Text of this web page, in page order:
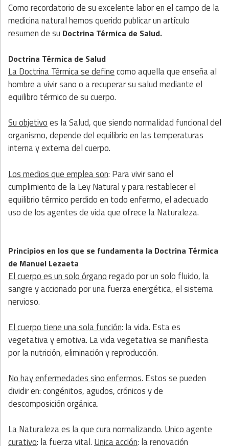
Como recordatorio de su excelente labor en el campo de la
medicina natural hemos querido publicar un artículo
resumen de su Doctrina Térmica de Salud.
Doctrina Térmica de Salud
La Doctrina Térmica se definecomo aquella que enseña al
hombre a vivir sano o a recuperar su salud mediante el
equilibro térmico de su cuerpo.
Su objetivoes la Salud, que siendo normalidad funcional del
organismo, depende del equilibrio en las temperaturas
interna y externa del cuerpo.
Los medios que emplea son: Para vivir sano el
cumplimiento de la Ley Natural y para restablecer el
equilibrio térmico perdido en todo enfermo, el adecuado
uso de los agentes de vida que ofrece la Naturaleza.
Principios en los que se fundamenta la Doctrina Térmica
de Manuel Lezaeta
El cuerpo es un solo órganoregado por un solo fluido, la
sangre y accionado por una fuerza energética, el sistema
nervioso.
El cuerpo tiene una sola función: la vida. Esta es
vegetativa y emotiva. La vida vegetativa se manifiesta
por la nutrición, eliminación y reproducción.
No hay enfermedades sino enfermos. Estos se pueden
dividir en: congénitos, agudos, crónicos y de
descomposición orgánica.
La Naturaleza es la que cura normalizando.Unico agente
curativo: la fuerza vital.Unica acción: la renovación